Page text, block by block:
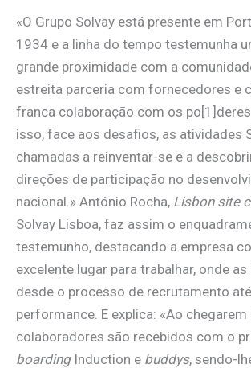
«O Grupo Solvay está presente em
1934 e a linha do tempo testemunha
grande proximidade com a
estreita parceria com fornecedores e
franca colaboração com os
isso, face aos desafios, as atividades
chamadas a reinventar-se e a
direções de participação no
nacional.» António Rocha, Lisbon site
Solvay Lisboa, faz assim o
testemunho, destacando a empresa
excelente lugar para trabalhar, onde
desde o processo de recrutamento
performance. E explica: «Ao chegarem
colaboradores são recebidos com o
boardingInduction e buddys, sendo-